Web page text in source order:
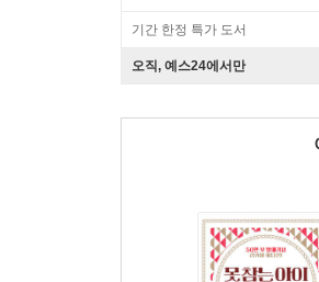
기간 한정 특가 도서
오직, 예스24에서만